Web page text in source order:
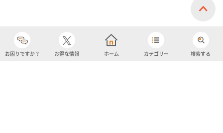
お困りですか？ お得な情報 ホーム カテゴリー 検索する